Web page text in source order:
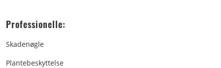
Professionelle:
Skadenøgle
Plantebeskyttelse